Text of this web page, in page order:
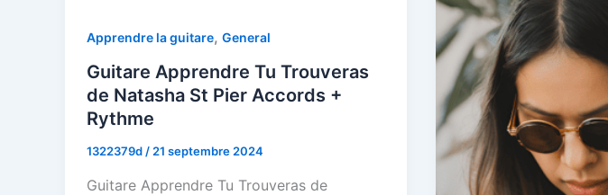
Apprendre la guitare, General
Guitare Apprendre Tu Trouveras
de Natasha St Pier Accords +
Rythme
1322379d / 21 septembre 2024
Guitare Apprendre Tu Trouveras de